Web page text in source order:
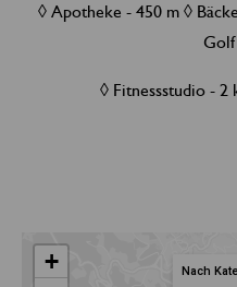
◊ Apotheke - 450 m ◊
◊ Fitnessstudio - 2
+
Nach